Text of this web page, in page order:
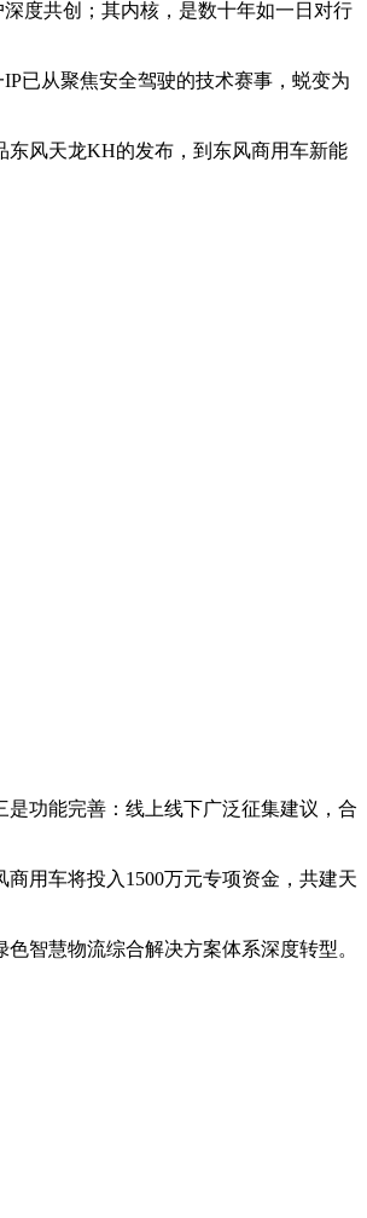
度共创；其内核，是数十年如一日对行
已从聚焦安全驾驶的技术赛事，蜕变为
风天龙KH的发布，到东风商用车新能
功能完善：线上线下广泛征集建议，合
用车将投入1500万元专项资金，共建天
智慧物流综合解决方案体系深度转型。